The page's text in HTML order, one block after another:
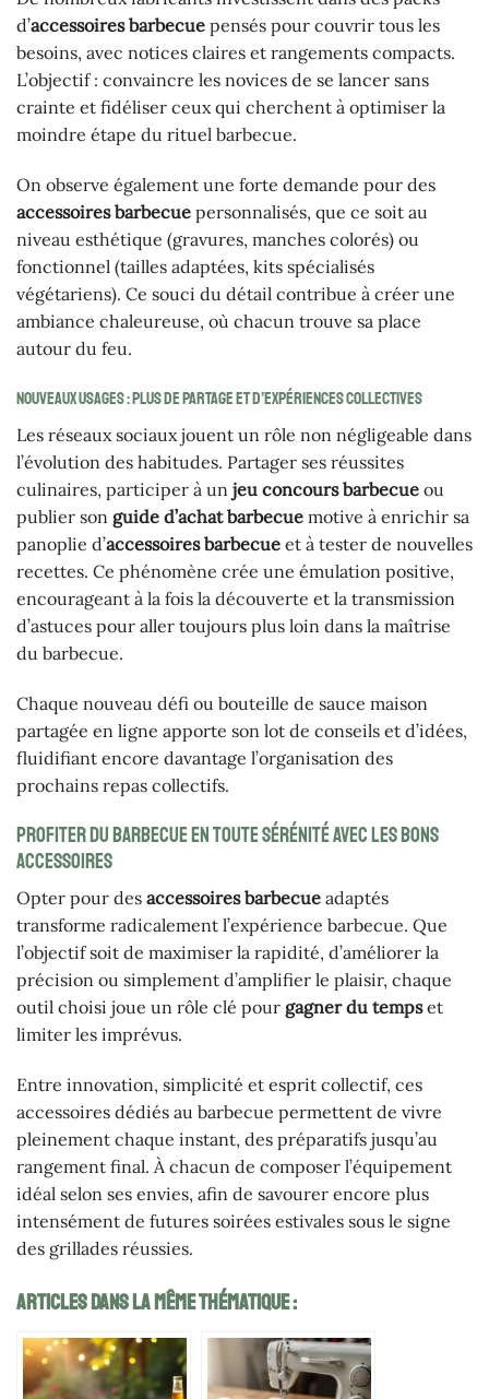
d’accessoires barbecue pensés pour couvrir tous les
besoins, avec notices claires et rangements compacts.
L’objectif : convaincre les novices de se lancer sans
crainte et fidéliser ceux qui cherchent à optimiser la
moindre étape du rituel barbecue.
On observe également une forte demande pour des
accessoires barbecue personnalisés, que ce soit au
niveau esthétique (gravures, manches colorés) ou
fonctionnel (tailles adaptées, kits spécialisés
végétariens). Ce souci du détail contribue à créer une
ambiance chaleureuse, où chacun trouve sa place
autour du feu.
Nouveaux usages : plus de partage et d’expériences collectives
Les réseaux sociaux jouent un rôle non négligeable dans
l’évolution des habitudes. Partager ses réussites
culinaires, participer à un jeu concours barbecue ou
publier son guide d’achat barbecue motive à enrichir sa
panoplie d’accessoires barbecue et à tester de nouvelles
recettes. Ce phénomène crée une émulation positive,
encourageant à la fois la découverte et la transmission
d’astuces pour aller toujours plus loin dans la maîtrise
du barbecue.
Chaque nouveau défi ou bouteille de sauce maison
partagée en ligne apporte son lot de conseils et d’idées,
fluidifiant encore davantage l’organisation des
prochains repas collectifs.
Profiter du barbecue en toute sérénité avec les bons
accessoires
Opter pour des accessoires barbecue adaptés
transforme radicalement l’expérience barbecue. Que
l’objectif soit de maximiser la rapidité, d’améliorer la
précision ou simplement d’amplifier le plaisir, chaque
outil choisi joue un rôle clé pour gagner du tempset
limiter les imprévus.
Entre innovation, simplicité et esprit collectif, ces
accessoires dédiés au barbecue permettent de vivre
pleinement chaque instant, des préparatifs jusqu’au
rangement final. À chacun de composer l’équipement
idéal selon ses envies, afin de savourer encore plus
intensément de futures soirées estivales sous le signe
des grillades réussies.
Articles Dans La Même Thématique :